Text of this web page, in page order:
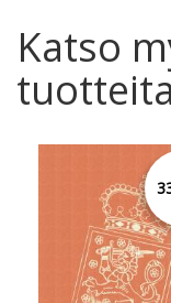
Katso